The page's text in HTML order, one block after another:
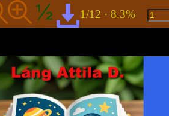
1/12 · 8.3%